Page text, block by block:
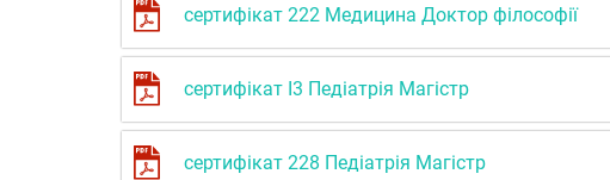
сертифікат 222 Медицина Доктор філософії
сертифікат І3 Педіатрія Магістр
сертифікат 228 Педіатрія Магістр